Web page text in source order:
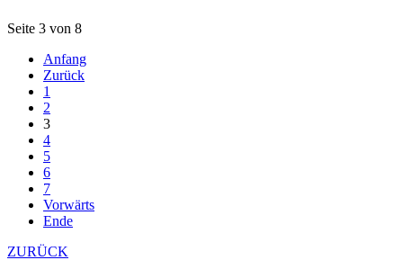
Seite 3 von 8
Anfang
Zurück
1
2
3
4
5
6
7
Vorwärts
Ende
ZURÜCK